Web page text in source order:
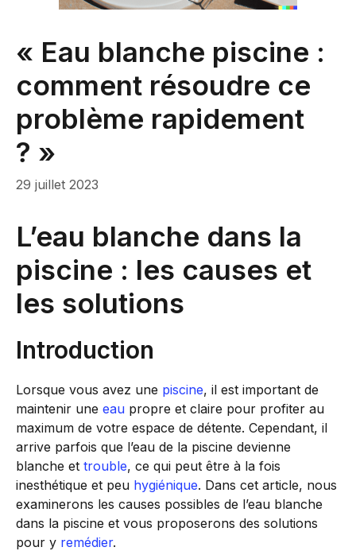
« Eau blanche piscine :
comment résoudre ce
problème rapidement
? »
29 juillet 2023
L’eau blanche dans la
piscine : les causes et
les solutions
Introduction
Lorsque vous avez une piscine, il est important de
maintenir une eau propre et claire pour profiter au
maximum de votre espace de détente. Cependant, il
arrive parfois que l’eau de la piscine devienne
blanche et trouble, ce qui peut être à la fois
inesthétique et peu hygiénique. Dans cet article, nous
examinerons les causes possibles de l’eau blanche
dans la piscine et vous proposerons des solutions
pour y remédier.